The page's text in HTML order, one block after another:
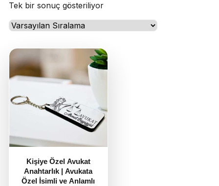
Özel Günler
Öğrenci Motivasyon Hediyeleri
Yaka Rozeti
Farklı Hediyeler
Tek bir sonuç gösteriliyor
Kişiye Özel Avukat
Anahtarlık | Avukata
Özel İsimli ve Anlamlı